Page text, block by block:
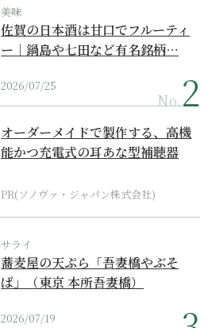
美味
佐賀の日本酒は甘口でフルーティ
ー｜鍋島や七田など有名銘柄…
2026/07/25
No.
オーダーメイドで製作する、高機
能かつ充電式の耳あな型補聴器
PR(ソノヴァ・ジャパン株式会社)
サライ
蕎麦屋の天ぷら「吾妻橋やぶそ
ば」（東京 本所吾妻橋）
2026/07/19